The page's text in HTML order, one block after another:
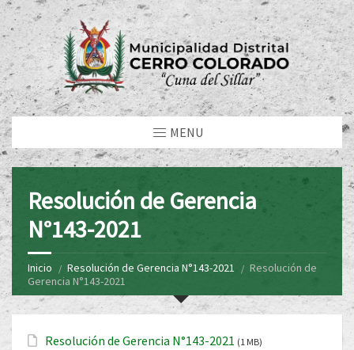
MENU
Resolución de Gerencia
N°143-2021
Inicio Resolución de Gerencia N°143-2021
Resolución de
Gerencia N°143-2021
Resolución de Gerencia N°143-2021 (1 MB)